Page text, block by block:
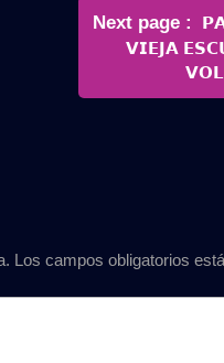
Next page
𝗩𝗜𝗘𝗝𝗔
Los campos obligatorios